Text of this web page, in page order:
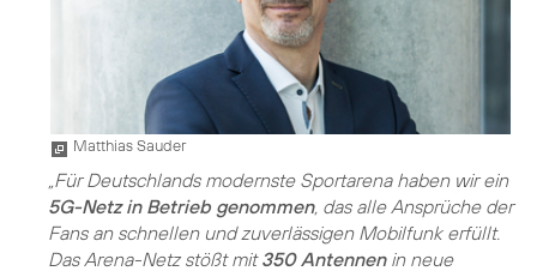
Matthias Sauder
„Für Deutschlands modernste Sportarena haben wir ein
5G-Netz in Betrieb genommen, das alle Ansprüche der
Fans an schnellen und zuverlässigen Mobilfunk erfüllt.
Das Arena-Netz stößt mit350 Antennenin neue